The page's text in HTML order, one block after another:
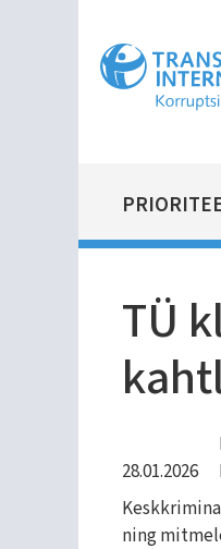
MAIN
TÜ
28.01.2026
ning